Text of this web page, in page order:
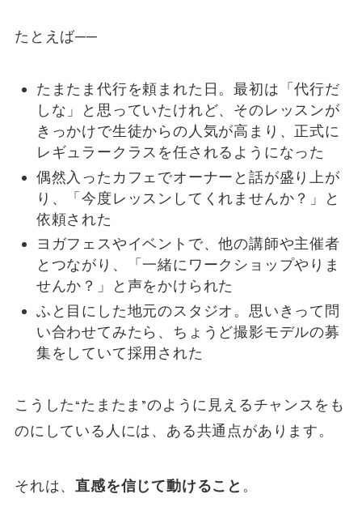
たとえば──
たまたま代行を頼まれた日。最初は「代行だ
しな」と思っていたけれど、そのレッスンが
きっかけで生徒からの人気が高まり、正式に
レギュラークラスを任されるようになった
偶然入ったカフェでオーナーと話が盛り上が
り、「今度レッスンしてくれませんか？」と
依頼された
ヨガフェスやイベントで、他の講師や主催者
とつながり、「一緒にワークショップやりま
せんか？」と声をかけられた
ふと目にした地元のスタジオ。思いきって問
い合わせてみたら、ちょうど撮影モデルの募
集をしていて採用された
こうした“たまたま”のように見えるチャンスをも
のにしている人には、ある共通点があります。
それは、直感を信じて動けること 。